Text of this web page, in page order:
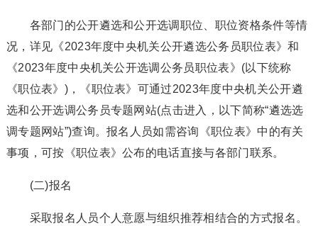
各部门的公开遴选和公开选调职位、职位资格条件等情
况，详见《2023年度中央机关公开遴选公务员职位表》和
《2023年度中央机关公开选调公务员职位表》(以下统称
《职位表》)，《职位表》可通过2023年度中央机关公开遴
选和公开选调公务员专题网站(点击进入，以下简称“遴选选
调专题网站”)查询。报名人员如需咨询《职位表》中的有关
事项，可按《职位表》公布的电话直接与各部门联系。
(二)报名
采取报名人员个人意愿与组织推荐相结合的方式报名。